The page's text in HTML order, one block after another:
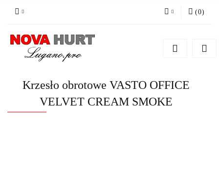
Zarejestruj się
(0)
Krzesło obrotowe VASTO OFFICE
VELVET CREAM SMOKE